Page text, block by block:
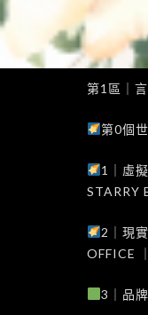
第1區｜
第0個
1｜虛
STARRY
2｜現
OFFICE
3｜品